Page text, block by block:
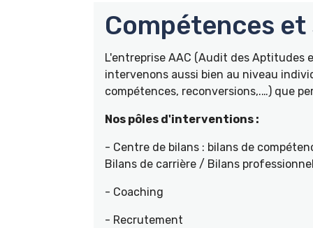
Compétences
L'entreprise AAC (Audit des Aptitudes
intervenons aussi bien au niveau
compétences, reconversions,.…) que
Nos pôles d'interventions :
- Centre de bilans : bilans de
Bilans de carrière / Bilans
- Coaching
- Recrutement